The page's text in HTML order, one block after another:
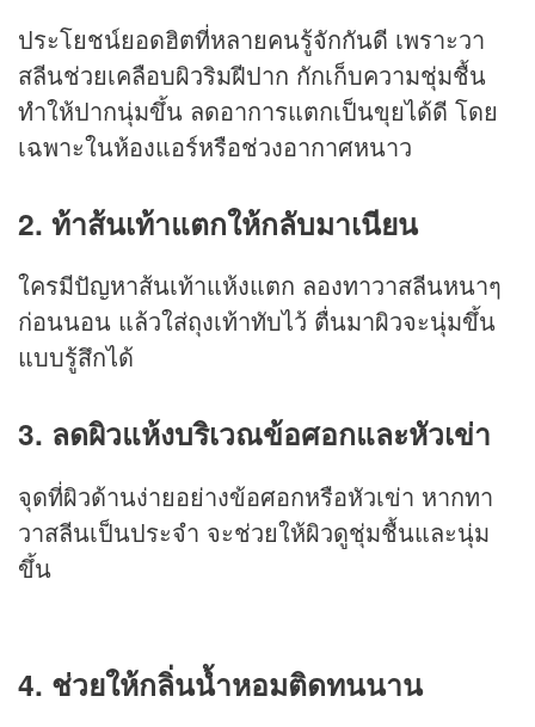
ประโยชน์ยอดฮิตที่หลายคนรู้จักกันดี เพราะวา
สลีนช่วยเคลือบผิวริมฝีปาก กักเก็บความชุ่มชื้น
ทำให้ปากนุ่มขึ้น ลดอาการแตกเป็นขุยได้ดี โดย
เฉพาะในห้องแอร์หรือช่วงอากาศหนาว
2. ท้าส้นเท้าแตกให้กลับมาเนียน
ใครมีปัญหาส้นเท้าแห้งแตก ลองทาวาสลีนหนาๆ
ก่อนนอน แล้วใส่ถุงเท้าทับไว้ ตื่นมาผิวจะนุ่มขึ้น
แบบรู้สึกได้
3. ลดผิวแห้งบริเวณข้อศอกและหัวเข่า
จุดที่ผิวด้านง่ายอย่างข้อศอกหรือหัวเข่า หากทา
วาสลีนเป็นประจำ จะช่วยให้ผิวดูชุ่มชื้นและนุ่ม
ขึ้น
4. ช่วยให้กลิ่นน้ำหอมติดทนนาน